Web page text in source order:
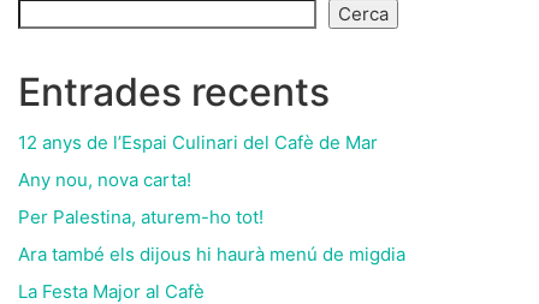
Cerca
Entrades recents
12 anys de l’Espai Culinari del Cafè de Mar
Any nou, nova carta!
Per Palestina, aturem-ho tot!
Ara també els dijous hi haurà menú de migdia
La Festa Major al Cafè